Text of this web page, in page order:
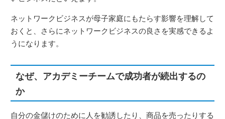
ネットワークビジネスが母子家庭にもたらす影響を理解して
おくと、さらにネットワークビジネスの良さを実感できるよ
うになります。
なぜ、アカデミーチームで成功者が続出するの
か
自分の金儲けのために人を勧誘したり、商品を売ったりする